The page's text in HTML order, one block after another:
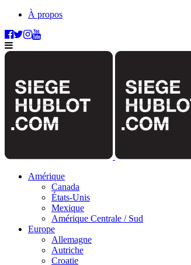
À propos
Amérique
Canada
États-Unis
Mexique
Amérique Centrale / Sud
Europe
Allemagne
Autriche
Croatie